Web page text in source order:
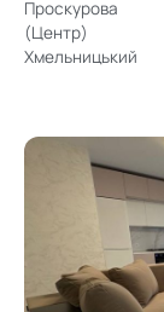
Проскурова
(Центр)
Хмельницький